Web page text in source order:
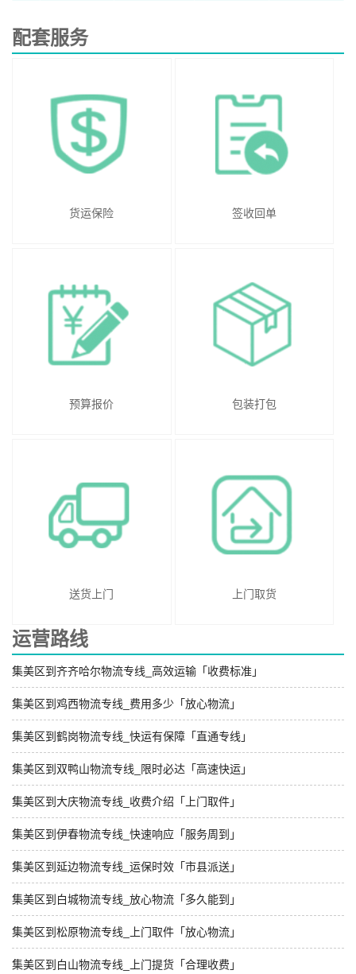
配套服务
货运保险 签收回单
预算报价 包装打包
送货上门 上门取货
运营路线
集美区到齐齐哈尔物流专线_高效运输「收费标准」
集美区到鸡西物流专线_费用多少「放心物流」
集美区到鹤岗物流专线_快运有保障「直通专线」
集美区到双鸭山物流专线_限时必达「高速快运」
集美区到大庆物流专线_收费介绍「上门取件」
集美区到伊春物流专线_快速响应「服务周到」
集美区到延边物流专线_运保时效「市县派送」
集美区到白城物流专线_放心物流「多久能到」
集美区到松原物流专线_上门取件「放心物流」
集美区到白山物流专线_上门提货「合理收费」